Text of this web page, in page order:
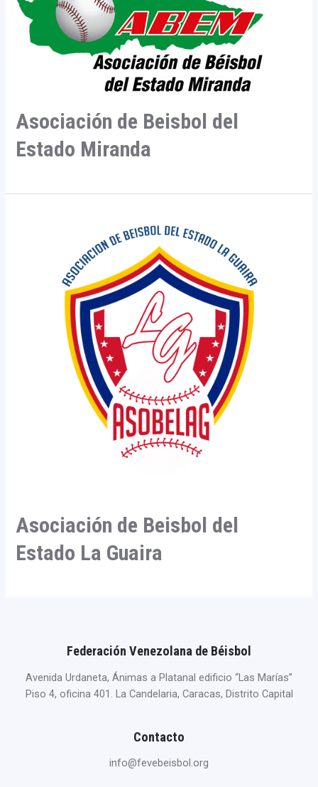
Asociación de Beisbol del
Estado Miranda
Asociación de Beisbol del
Estado La Guaira
Federación Venezolana de Béisbol
Avenida Urdaneta, Ánimas a Platanal edificio “Las Marías”
Piso 4, oficina 401. La Candelaria, Caracas, Distrito Capital
Contacto
info@fevebeisbol.org